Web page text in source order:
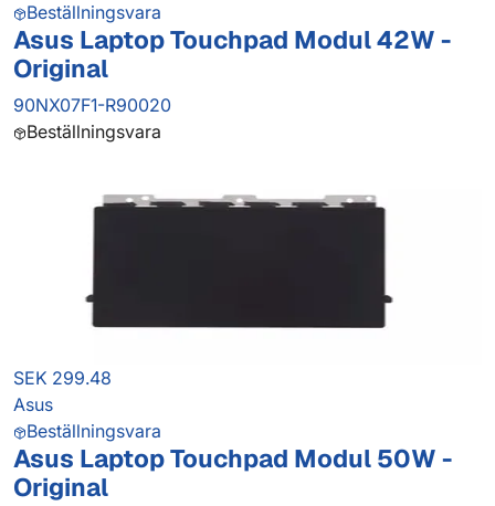
Beställningsvara
Asus Laptop Touchpad Modul 42W -
Original
90NX07F1-R90020
Beställningsvara
SEK 299.48
Asus
Beställningsvara
Asus Laptop Touchpad Modul 50W -
Original